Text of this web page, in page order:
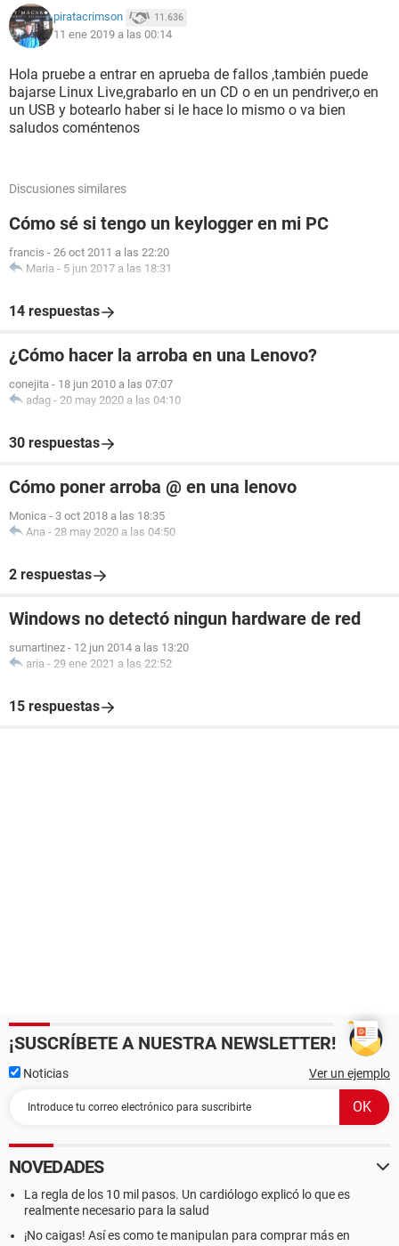
piratacrimson 11.636
11 ene 2019 a las 00:14
Hola pruebe a entrar en aprueba de fallos ,también puede
bajarse Linux Live,grabarlo en un CD o en un pendriver,o en
un USB y botearlo haber si le hace lo mismo o va bien
saludos coméntenos
Discusiones similares
Cómo sé si tengo un keylogger en mi PC
francis - 26 oct 2011 a las 22:20
Maria - 5 jun 2017 a las 18:31
14 respuestas
¿Cómo hacer la arroba en una Lenovo?
conejita - 18 jun 2010 a las 07:07
adag - 20 may 2020 a las 04:10
30 respuestas
Cómo poner arroba @ en una lenovo
Monica - 3 oct 2018 a las 18:35
Ana - 28 may 2020 a las 04:50
2 respuestas
Windows no detectó ningun hardware de red
sumartinez - 12 jun 2014 a las 13:20
aria - 29 ene 2021 a las 22:52
15 respuestas
¡SUSCRÍBETE A NUESTRA NEWSLETTER!
Noticias Ver un ejemplo
NOVEDADES
La regla de los 10 mil pasos. Un cardiólogo explicó lo que es
realmente necesario para la salud
¡No caigas! Así es como te manipulan para comprar más en